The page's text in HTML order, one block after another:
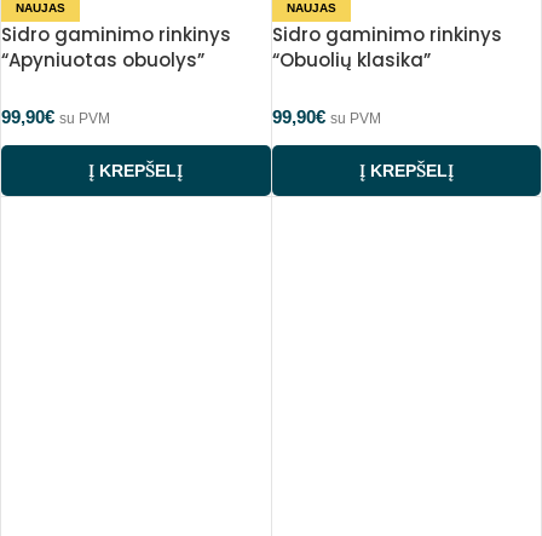
NAUJAS
Sidro gaminimo rinkinys
“Apyniuotas obuolys”
99,90€ su PVM
Į KREPŠELĮ
NAUJAS
Sidro gaminimo rinkinys
“Obuolių klasika”
99,90€ su PVM
Į KREPŠELĮ